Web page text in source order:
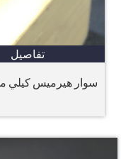
تفاصيل